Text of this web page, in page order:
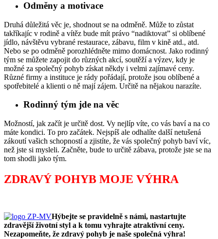
Odměny a motivace
Druhá důležitá věc je, shodnout se na odměně. Může to zůstat
takříkajíc v rodině a vítěz bude mít právo “nadiktovat” si oblíbené
jídlo, návštěvu vybrané restaurace, zábavu, film v kině atd., atd.
Nebo se po odměně porozhlédněte mimo domácnost. Jako rodinný
tým se můžete zapojit do různých akcí, soutěží a výzev, kdy je
možné za společný pohyb získat někdy i velmi zajímavé ceny.
Různé firmy a instituce je rády pořádají, protože jsou oblíbené a
spotřebitelé a klienti o ně mají zájem. Určitě na nějakou narazíte.
Rodinný tým jde na věc
Možností, jak začít je určitě dost. Vy nejlíp víte, co vás baví a na co
máte kondici. To pro začátek. Nejspíš ale odhalíte další netušená
zákoutí vašich schopností a zjistíte, že vás společný pohyb baví víc,
než jste si mysleli. Začněte, bude to určitě zábava, protože jste se na
tom shodli jako tým.
ZDRAVÝ POHYB MOJE VÝHRA
Hýbejte se pravidelně s námi, nastartujte
zdravější životní styl a k tomu vyhrajte atraktivní ceny.
Nezapomeňte, že zdravý pohyb je naše společná výhra!